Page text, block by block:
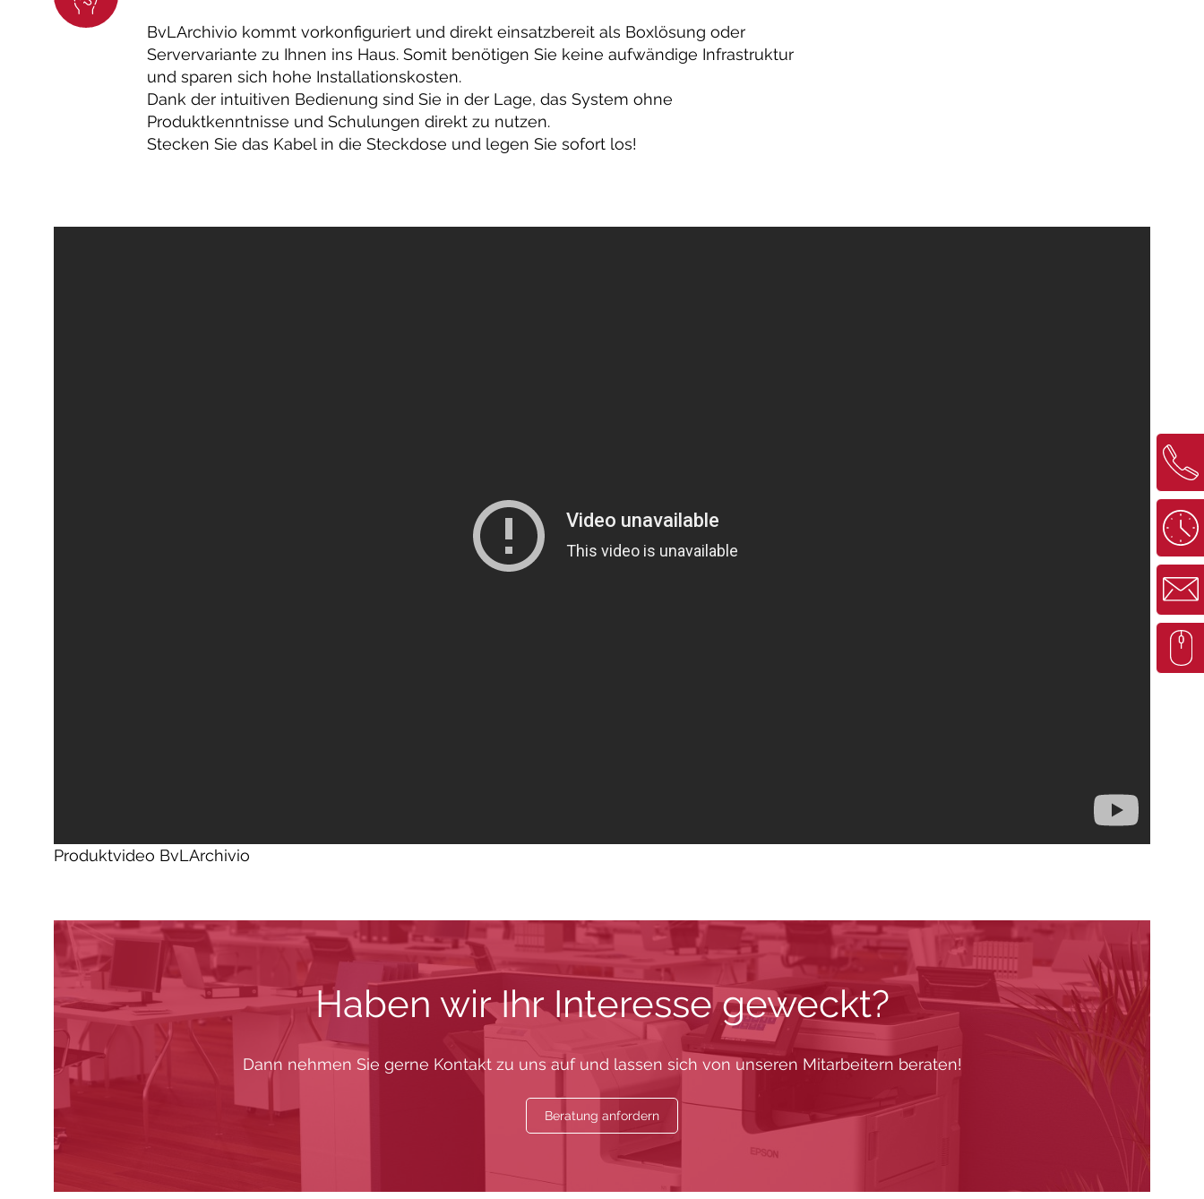
BvLArchivio kommt vorkonfiguriert und direkt einsatzbereit als Boxlösung oder
Servervariante zu Ihnen ins Haus. Somit benötigen Sie keine aufwändige Infrastruktur
und sparen sich hohe Installationskosten.
Dank der intuitiven Bedienung sind Sie in der Lage, das System ohne
Produktkenntnisse und Schulungen direkt zu nutzen.
Stecken Sie das Kabel in die Steckdose und legen Sie sofort los!
Produktvideo BvLArchivio
Haben wir Ihr Interesse geweckt?
Dann nehmen Sie gerne Kontakt zu uns auf und lassen sich von unseren Mitarbeitern beraten!
Beratung anfordern